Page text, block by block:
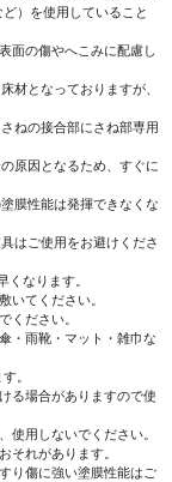
）を使用していること
面の傷やへこみに配慮し
材となっておりますが、
ねの接合部にさね部専用
原因となるため、すぐに
膜性能は発揮できなくな
はご使用をお避けくださ
なります。
いてください。
ください。
・雨靴・マット・雑巾な
。
る場合がありますので使
使用しないでください。
それがあります。
り傷に強い塗膜性能はご